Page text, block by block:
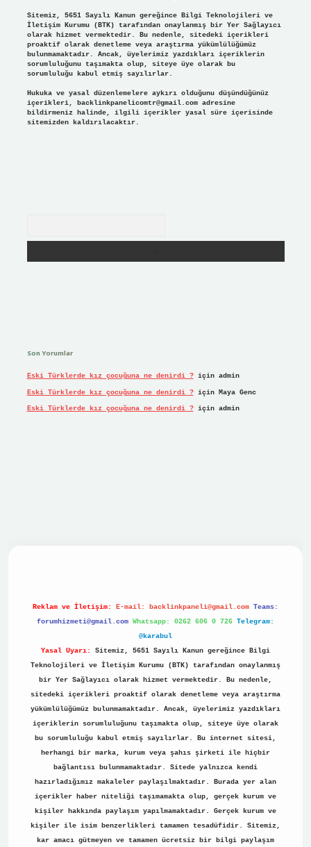
Sitemiz, 5651 Sayılı Kanun gereğince Bilgi Teknolojileri ve
İletişim Kurumu (BTK) tarafından onaylanmış bir Yer Sağlayıcı
olarak hizmet vermektedir. Bu nedenle, sitedeki içerikleri
proaktif olarak denetleme veya araştırma yükümlülüğümüz
bulunmamaktadır. Ancak, üyelerimiz yazdıkları içeriklerin
sorumluluğunu taşımakta olup, siteye üye olarak bu
sorumluluğu kabul etmiş sayılırlar.
Hukuka ve yasal düzenlemelere aykırı olduğunu düşündüğünüz
içerikleri, backlinkpanelicomtr@gmail.comadresine
bildirmeniz halinde, ilgili içerikler yasal süre içerisinde
sitemizden kaldırılacaktır.
Son Yorumlar
Eski Türklerde kız çocuğuna ne denirdi ?için admin
Eski Türklerde kız çocuğuna ne denirdi ?için Maya Genc
Eski Türklerde kız çocuğuna ne denirdi ?için admin
Reklam ve İletişim: E-mail: backlinkpaneli@gmail.com Teams:
forumhizmeti@gmail.com Whatsapp: 0262 606 0 726 Telegram:
@karabul
Yasal Uyarı:
Sitemiz, 5651 Sayılı Kanun gereğince Bilgi
Teknolojileri ve İletişim Kurumu (BTK) tarafından onaylanmış
bir Yer Sağlayıcı olarak hizmet vermektedir. Bu nedenle,
sitedeki içerikleri proaktif olarak denetleme veya araştırma
yükümlülüğümüz bulunmamaktadır. Ancak, üyelerimiz yazdıkları
içeriklerin sorumluluğunu taşımakta olup, siteye üye olarak
bu sorumluluğu kabul etmiş sayılırlar. Bu internet sitesi,
herhangi bir marka, kurum veya şahıs şirketi ile hiçbir
bağlantısı bulunmamaktadır. Sitede yalnızca kendi
hazırladığımız makaleler paylaşılmaktadır. Burada yer alan
içerikler haber niteliği taşımamakta olup, gerçek kurum ve
kişiler hakkında paylaşım yapılmamaktadır. Gerçek kurum ve
kişiler ile isim benzerlikleri tamamen tesadüfidir. Sitemiz,
kar amacı gütmeyen ve tamamen ücretsiz bir bilgi paylaşım